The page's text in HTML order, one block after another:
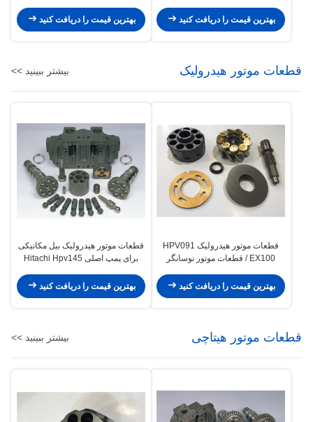
بهترین قیمت را دریافت کنید
بهترین قیمت را دریافت کنید
قطعات موتور هیدرولیک بیشتر ببینید >>
قطعات موتور هیدرولیک HPV091
EX100 / قطعات موتور نوسانگر
بهترین قیمت را دریافت کنید
قطعات موتور هیدرولیک بیل مکانیکی
برای پمپ اصلی Hitachi Hpv145
بهترین قیمت را دریافت کنید
قطعات موتور هیتاچی بیشتر ببینید >>